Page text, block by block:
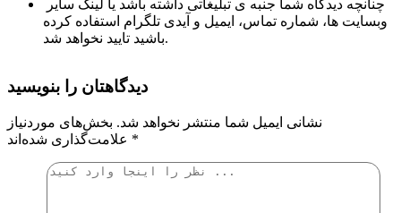
وبسایت ها، شماره تماس، ایمیل و آیدی تلگرام استفاده کرده
باشید تایید نخواهد شد.
دیدگاهتان را بنویسید
نشانی ایمیل شما منتشر نخواهد شد. بخش‌های موردنیاز
*